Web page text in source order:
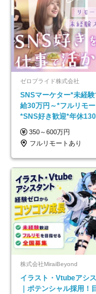
ゼロプライド株式会社
SNSマーケター*未経験
給30万円～*フルリモ
*SNS好き歓迎*年休
取得率100%
350～600万円
フルリモートあり
株式会社MiraiBeyond
イラスト・Vtubeアシ
｜ポテンシャル採用！